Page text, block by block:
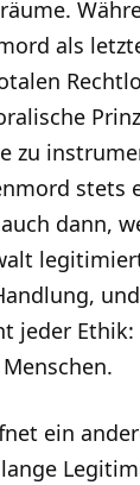
als
zu
stets
dann,
jeder Ethik:
ein